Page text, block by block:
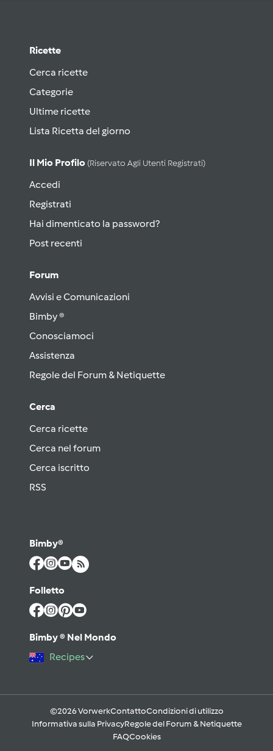
Ricette
Cerca ricette
Categorie
Ultime ricette
Lista Ricetta del giorno
Il Mio Profilo (riservato Agli Utenti Registrati)
Accedi
Registrati
Hai dimenticato la password?
Post recenti
Forum
Avvisi e Comunicazioni
Bimby ®
Conosciamoci
Assistenza
Regole del Forum & Netiquette
Cerca
Cerca ricette
Cerca nel forum
Cerca iscritto
RSS
Bimby®
Folletto
Bimby ® Nel Mondo
Recipes
©2026 VorwerkContattoCondizioni di utilizzo
Informativa sulla PrivacyRegole del Forum & Netiquette
FAQCookies